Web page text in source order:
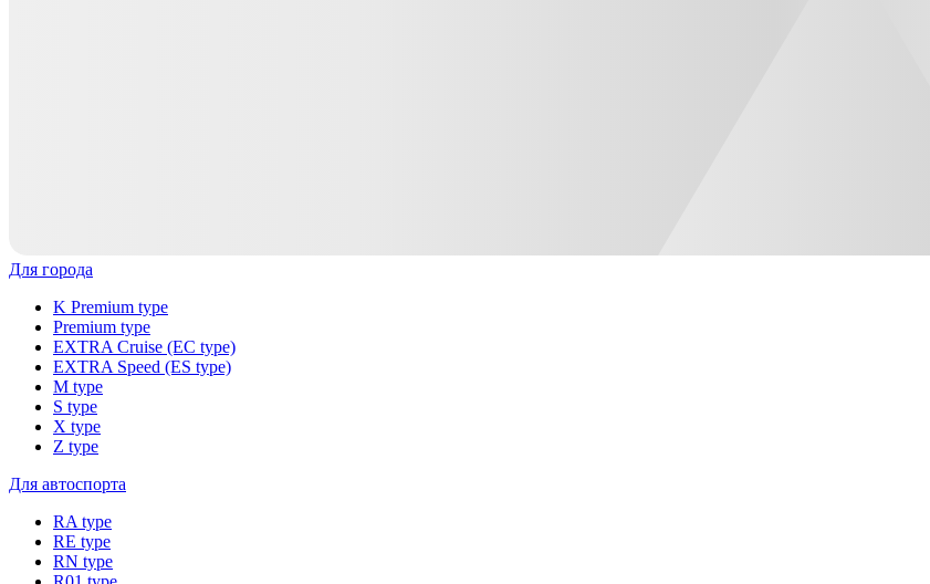
Для города
K Premium type
Premium type
EXTRA Cruise (EC type)
EXTRA Speed (ES type)
M type
S type
X type
Z type
Для автоспорта
RA type
RE type
RN type